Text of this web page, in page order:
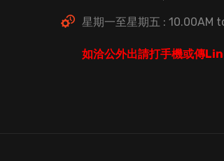
星期一至星期五 : 10.00AM
如洽公外出請打手機或傳